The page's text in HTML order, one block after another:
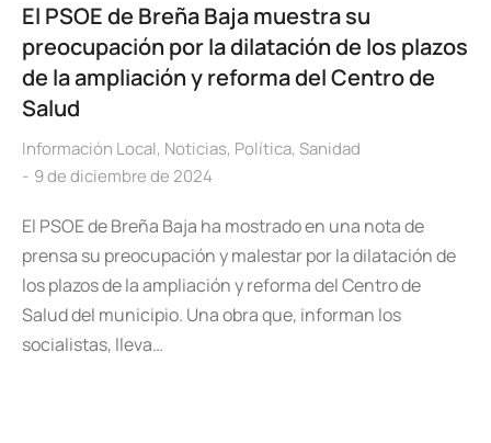
El PSOE de Breña Baja muestra su
preocupación por la dilatación de los plazos
de la ampliación y reforma del Centro de
Salud
Información Local, Noticias, Política, Sanidad
9 de diciembre de 2024
El PSOE de Breña Baja ha mostrado en una nota de
prensa su preocupación y malestar por la dilatación de
los plazos de la ampliación y reforma del Centro de
Salud del municipio. Una obra que, informan los
socialistas, lleva…